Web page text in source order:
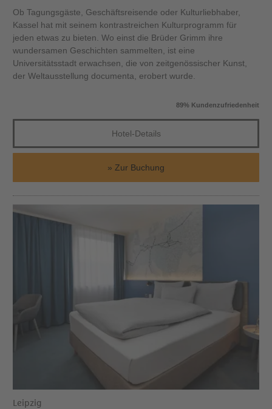
Ob Tagungsgäste, Geschäftsreisende oder Kulturliebhaber,
Kassel hat mit seinem kontrastreichen Kulturprogramm für
jeden etwas zu bieten. Wo einst die Brüder Grimm ihre
wundersamen Geschichten sammelten, ist eine
Universitätsstadt erwachsen, die von zeitgenössischer Kunst,
der Weltausstellung documenta, erobert wurde.
89% Kundenzufriedenheit
Hotel-Details
Zur Buchung
Leipzig